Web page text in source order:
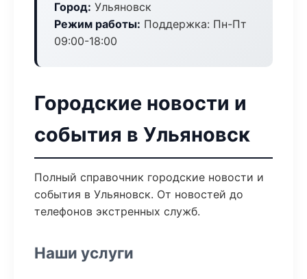
Город: Ульяновск
Режим работы: Поддержка: Пн-Пт
09:00-18:00
Городские новости и
события в Ульяновск
Полный справочник городские новости и
события в Ульяновск. От новостей до
телефонов экстренных служб.
Наши услуги